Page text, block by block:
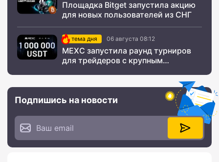
Площадка Bitget запустила акцию
для новых пользователей из СНГ
тема дня 06 августа 08:12
MEXC запустила раунд турниров
для трейдеров с крупным
Подпишись на новости